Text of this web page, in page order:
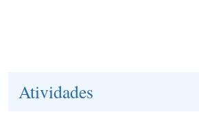
Atividades